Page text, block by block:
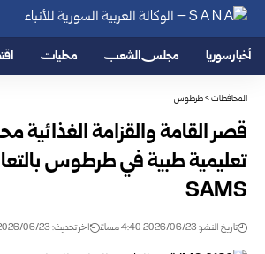
أخبار سوريا مجلس الشعب محليات
المحافظات>طرطوس
قصر القامة والقزامة الغذائية
تعليمية طبية في طرطوس
SAMS
تاريخ النشر: 2026/06/23 4:40 مساءً اخر تحديث: 2026/06/23 4:40 مساءً